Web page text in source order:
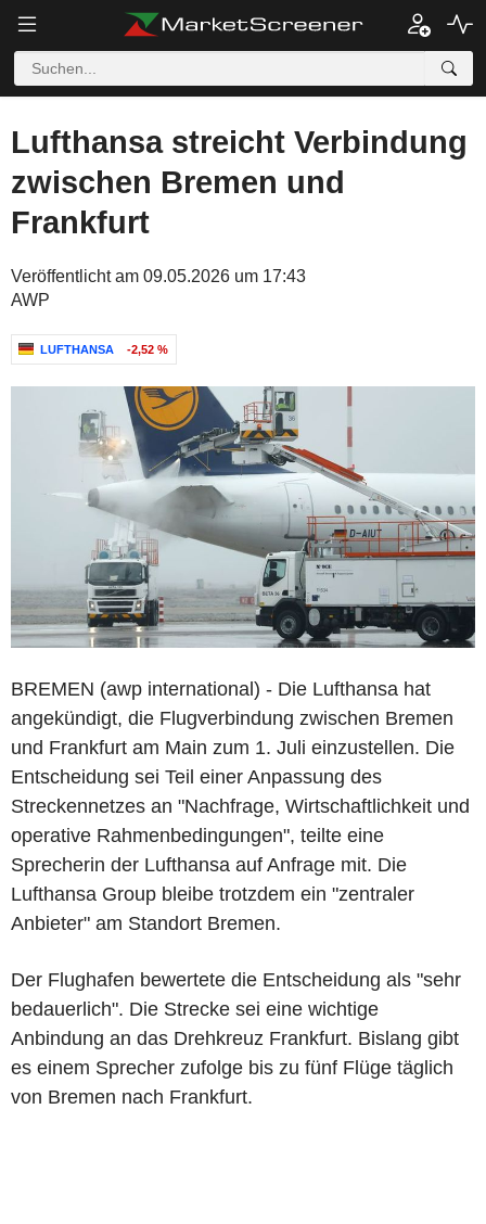
Lufthansa streicht Verbindung
zwischen Bremen und
Frankfurt
Veröffentlicht am 09.05.2026 um 17:43
AWP
LUFTHANSA -2,52 %
BREMEN (awp international) - Die Lufthansa hat
angekündigt, die Flugverbindung zwischen Bremen
und Frankfurt am Main zum 1. Juli einzustellen. Die
Entscheidung sei Teil einer Anpassung des
Streckennetzes an "Nachfrage, Wirtschaftlichkeit und
operative Rahmenbedingungen", teilte eine
Sprecherin der Lufthansa auf Anfrage mit. Die
Lufthansa Group bleibe trotzdem ein "zentraler
Anbieter" am Standort Bremen.
Der Flughafen bewertete die Entscheidung als "sehr
bedauerlich". Die Strecke sei eine wichtige
Anbindung an das Drehkreuz Frankfurt. Bislang gibt
es einem Sprecher zufolge bis zu fünf Flüge täglich
von Bremen nach Frankfurt.